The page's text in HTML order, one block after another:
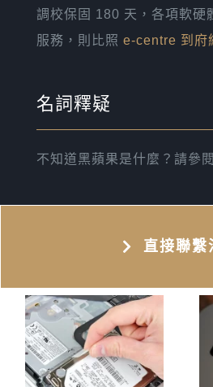
調校保固 180 天，各項軟硬
服務，則比照 e-centre 到府
名詞釋疑
不知道黑蘋果是什麼？請參閱
直接聯繫